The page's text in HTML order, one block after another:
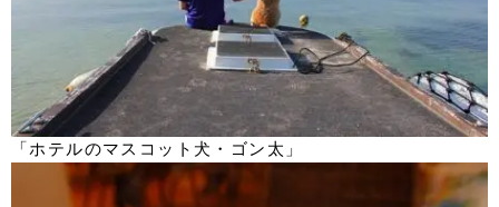
「ホテルのマスコット犬・ゴン太」